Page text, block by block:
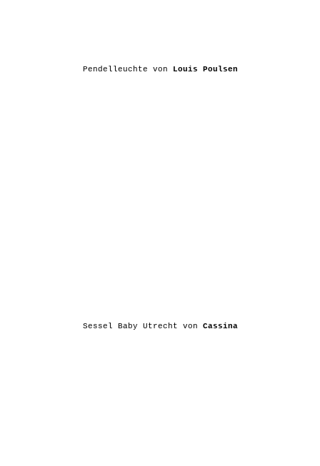
Pendelleuchte von Louis Poulsen
Sessel Baby Utrecht von Cassina